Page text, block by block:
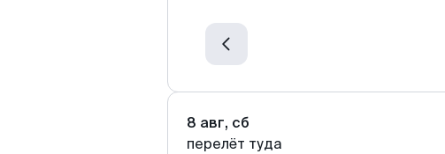
8 авг, сб
перелёт туда